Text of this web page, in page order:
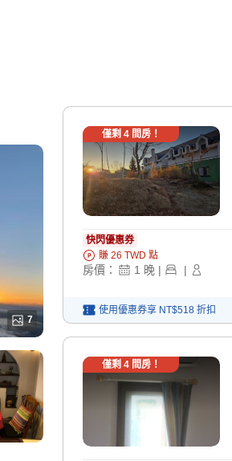
7
僅剩 4間房！
快閃優惠券
賺 26 TWD 點
房價： 1 晚 | |
使用優惠券享 NT$518 折扣
僅剩 4間房！